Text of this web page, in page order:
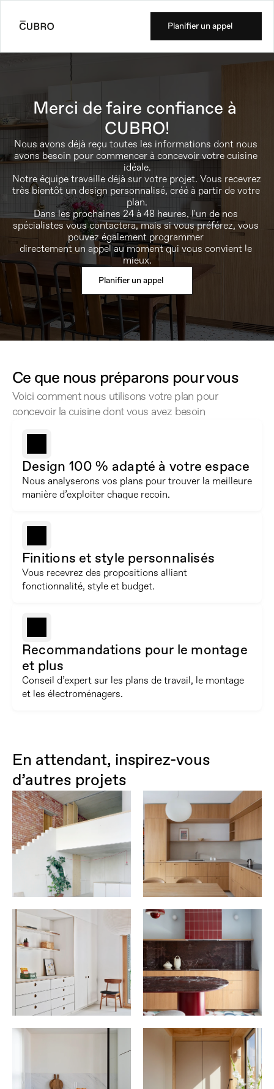
Planifier un appel
Merci de faire confiance à
CUBRO!
Nous avons déjà reçu toutes les informations dont nous
avons besoin pour commencer à concevoir votre cuisine
idéale.
Notre équipe travaille déjà sur votre projet. Vous recevrez
très bientôt un design personnalisé, créé à partir de votre
plan.
Dans les prochaines 24 à 48 heures, l'un de nos
spécialistes vous contactera, mais si vous préférez, vous
pouvez également programmer
directement un appel au moment qui vous convient le
mieux.
Planifier un appel
Ce que nous préparons pour vous
Voici comment nous utilisons votre plan pour
concevoir la cuisine dont vous avez besoin
Design 100 % adapté à votre espace
Nous analyserons vos plans pour trouver la meilleure
manière d’exploiter chaque recoin.
Finitions et style personnalisés
Vous recevrez des propositions alliant
fonctionnalité, style et budget.
Recommandations pour le montage
et plus
Conseil d’expert sur les plans de travail, le montage
et les électroménagers.
En attendant, inspirez-vous
d’autres projets